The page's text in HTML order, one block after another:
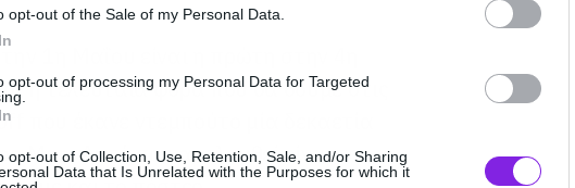
opt-out of the Sale of my Personal Data.
opt-out of processing my Personal Data for Targeted
opt-out of Collection, Use, Retention, Sale, and/or Sharing
Data that Is Unrelated with the Purposes for which it
1η Μαΐου είναι η πρώτη στην 4η
η τελευταία φορά που θα δούμε στις
που έκανε ντεμπούτο μία δεκαετία
Man. Αυτό που ακολουθεί είναι το